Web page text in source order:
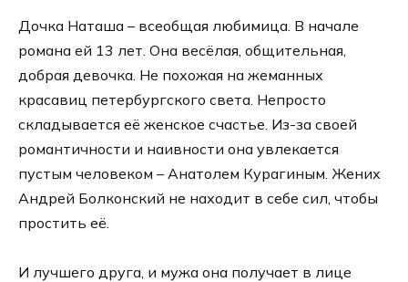
Дочка Наташа – всеобщая любимица. В начале
романа ей 13 лет. Она весёлая, общительная,
добрая девочка. Не похожая на жеманных
красавиц петербургского света. Непросто
складывается её женское счастье. Из-за своей
романтичности и наивности она увлекается
пустым человеком – Анатолем Курагиным. Жених
Андрей Болконский не находит в себе сил, чтобы
простить её.
И лучшего друга, и мужа она получает в лице